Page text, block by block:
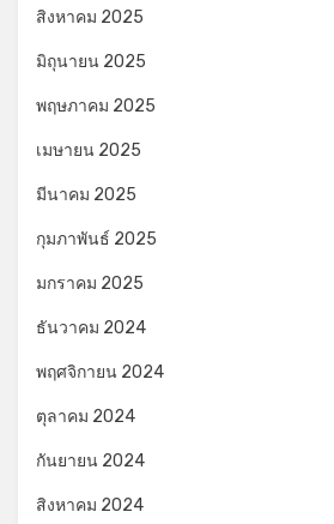
สิงหาคม 2025
มิถุนายน 2025
พฤษภาคม 2025
เมษายน 2025
มีนาคม 2025
กุมภาพันธ์ 2025
มกราคม 2025
ธันวาคม 2024
พฤศจิกายน 2024
ตุลาคม 2024
กันยายน 2024
สิงหาคม 2024